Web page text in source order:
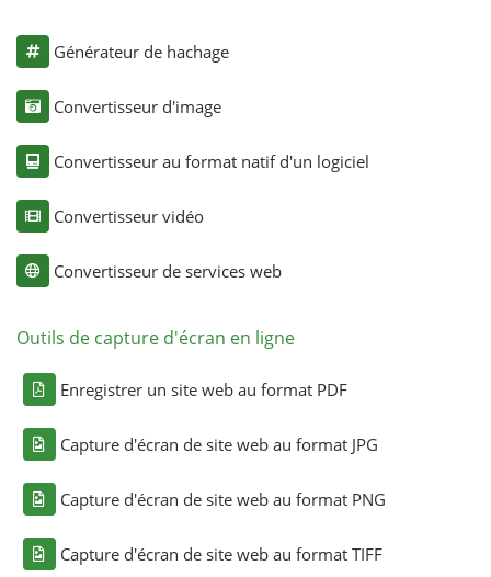
Générateur de hachage
Convertisseur d'image
Convertisseur au format natif d'un logiciel
Convertisseur vidéo
Convertisseur de services web
Outils de capture d'écran en ligne
Enregistrer un site web au format PDF
Capture d'écran de site web au format JPG
Capture d'écran de site web au format PNG
Capture d'écran de site web au format TIFF